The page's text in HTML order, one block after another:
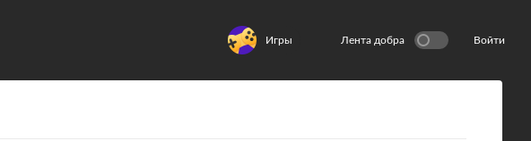
Игры Лента добра Войти